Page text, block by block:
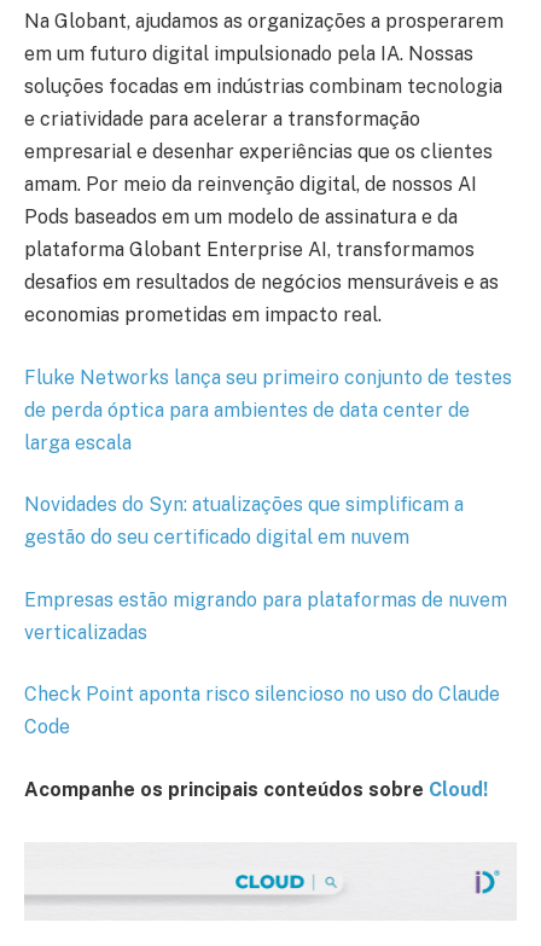
Na Globant, ajudamos as organizações a prosperarem
em um futuro digital impulsionado pela IA. Nossas
soluções focadas em indústrias combinam tecnologia
e criatividade para acelerar a transformação
empresarial e desenhar experiências que os clientes
amam. Por meio da reinvenção digital, de nossos AI
Pods baseados em um modelo de assinatura e da
plataforma Globant Enterprise AI, transformamos
desafios em resultados de negócios mensuráveis e as
economias prometidas em impacto real.
Fluke Networks lança seu primeiro conjunto de testes
de perda óptica para ambientes de data center de
larga escala
Novidades do Syn: atualizações que simplificam a
gestão do seu certificado digital em nuvem
Empresas estão migrando para plataformas de nuvem
verticalizadas
Check Point aponta risco silencioso no uso do Claude
Code
Acompanhe os principais conteúdos sobre Cloud!